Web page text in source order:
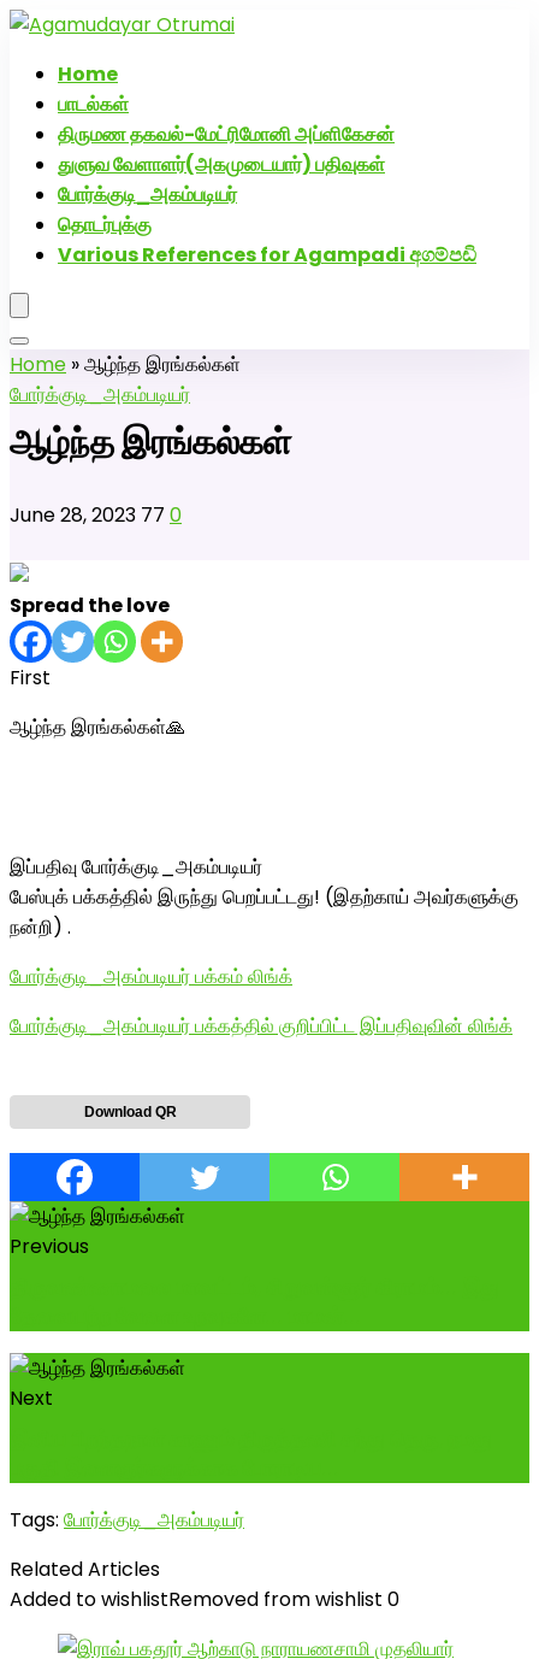
Home
பாடல்கள்
திருமண தகவல்-மேட்ரிமோனி அப்ளிகேசன்
துளுவ வேளாளர்(அகமுடையார்) பதிவுகள்
போர்க்குடி_அகம்படியர்
தொடர்புக்கு
Various References for Agampadi අගම්පඩි
Home »ஆழ்ந்த இரங்கல்கள்
போர்க்குடி_அகம்படியர்
ஆழ்ந்த இரங்கல்கள்
June 28, 2023 77 0
Spread the love
First
ஆழ்ந்த இரங்கல்கள்🙏
இப்பதிவு போர்க்குடி_அகம்படியர்
பேஸ்புக் பக்கத்தில் இருந்து பெறப்பட்டது! (இதற்காய் அவர்களுக்கு
நன்றி) .
போர்க்குடி_அகம்படியர் பக்கம் லிங்க்
போர்க்குடி_அகம்படியர் பக்கத்தில் குறிப்பிட்ட இப்பதிவுவின் லிங்க்
Download QR
Previous
Next
Tags: போர்க்குடி_அகம்படியர்
Related Articles
Added to wishlistRemoved from wishlist 0
அகமுடையார் திருமண வரன்களுக்கு அகமுடையார்மேட்ரி-